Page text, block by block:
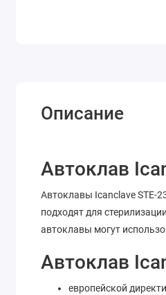
Описание
Автоклав
Автоклавы Icanclave STE-
подходят для
автоклавы могут
Автоклав
европейской